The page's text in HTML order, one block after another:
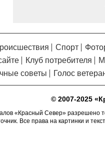
Детская
Вологодчины ко Дню
6.08.2026 14:31
Робот
поможет вологжанам
на первоклассника
6.08.2026 14:00
подтвердила курс на
лесовосстановления
Спорт
Клуб потребителя
советы
Голос
© 2007-2025
«Красный Север» разрешено
Все права на картинки и